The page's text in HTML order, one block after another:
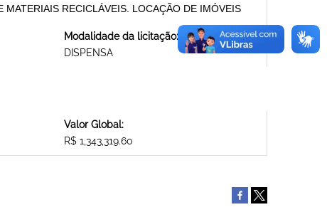
RECICLÁVEIS. LOCAÇÃO DE IMÓVEIS
Modalidade da licitação:
DISPENSA
Valor Global:
R$ 1,343,319.60